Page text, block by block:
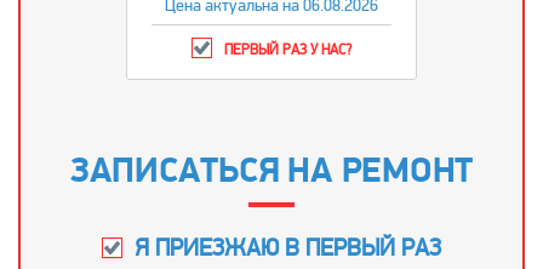
Цена актуальна на 06.08.2026
ПЕРВЫЙ РАЗ У НАС?
ЗАПИСАТЬСЯ НА РЕМОНТ
Я ПРИЕЗЖАЮ В ПЕРВЫЙ РАЗ